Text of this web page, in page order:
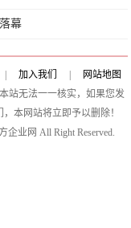
幕
加入我们
网站地图
站无法一一核实，如果您发
本网站将立即予以删除！
企业网 All Right Reserved.